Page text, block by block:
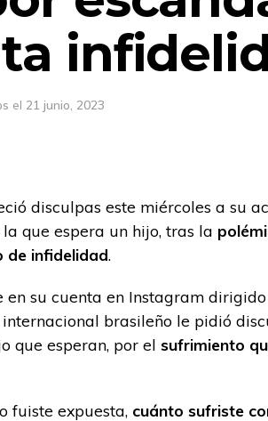
el 21 junio, 2023
disculpas este miércoles a su
la que espera un hijo, tras la
de infidelidad.
en su cuenta en Instagram
brasileño le pidió
que esperan, por el sufrimiento
fuiste expuesta, cuánto sufriste